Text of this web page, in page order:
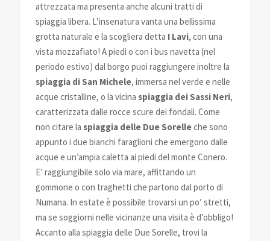
attrezzata ma presenta anche alcuni tratti di
spiaggia libera. L’insenatura vanta una bellissima
grotta naturale e la scogliera detta I Lavi, con una
vista mozzafiato! A piedi o con i bus navetta (nel
periodo estivo) dal borgo puoi raggiungere inoltre la
spiaggia di San Michele, immersa nel verde e nelle
acque cristalline, o la vicina spiaggia dei Sassi Neri,
caratterizzata dalle rocce scure dei fondali. Come
non citare la spiaggia delle Due Sorelleche sono
appunto i due bianchi faraglioni che emergono dalle
acque e un’ampia caletta ai piedi del monte Conero.
E’ raggiungibile solo via mare, affittando un
gommone o con traghetti che partono dal porto di
Numana. In estate è possibile trovarsi un po’ stretti,
ma se soggiorni nelle vicinanze una visita è d’obbligo!
Accanto alla spiaggia delle Due Sorelle, trovi la